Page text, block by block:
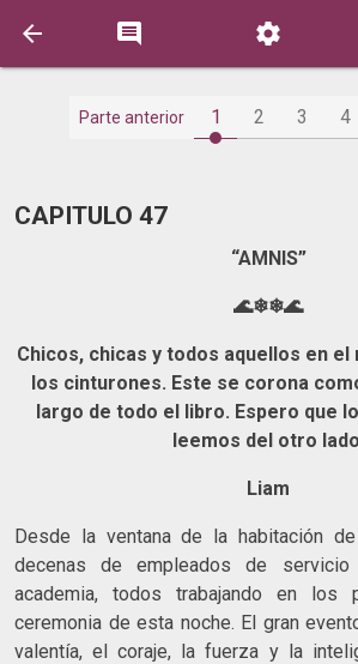
  
Parte anterior 1 2 3 4
CAPITULO 47
“AMNIS”
🌊❄❄🌊
Chicos, chicas y todos aquellos en
los cinturones. Este se corona
largo de todo el libro. Espero que
leemos del otro
Liam
Desde la ventana de la habitación
decenas de empleados de
academia, todos trabajando en los
ceremonia de esta noche. El gran
valentía, el coraje, la fuerza y la